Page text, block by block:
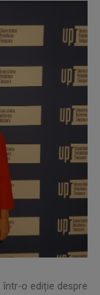
o ediție despre